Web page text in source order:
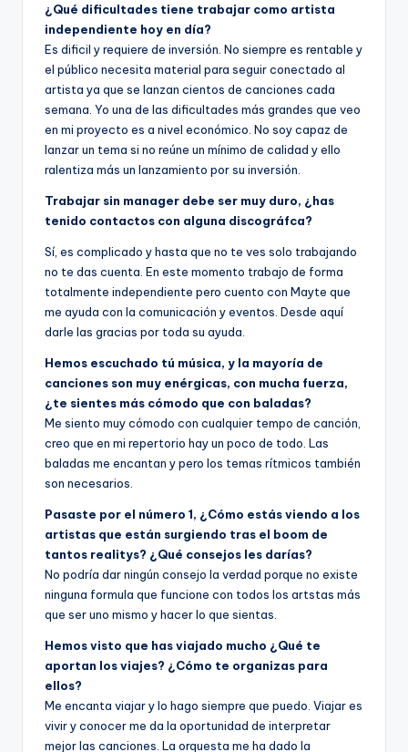
¿Qué dificultades tiene trabajar como artista
independiente hoy en día?
Es dificil y requiere de inversión. No siempre es rentable y
el público necesita material para seguir conectado al
artista ya que se lanzan cientos de canciones cada
semana. Yo una de las dificultades más grandes que veo
en mi proyecto es a nivel económico. No soy capaz de
lanzar un tema si no reúne un mínimo de calidad y ello
ralentiza más un lanzamiento por su inversión.
Trabajar sin manager debe ser muy duro, ¿has
tenido contactos con alguna discográfca?
Sí, es complicado y hasta que no te ves solo trabajando
no te das cuenta. En este momento trabajo de forma
totalmente independiente pero cuento con Mayte que
me ayuda con la comunicación y eventos. Desde aquí
darle las gracias por toda su ayuda.
Hemos escuchado tú música, y la mayoría de
canciones son muy enérgicas, con mucha fuerza,
¿te sientes más cómodo que con baladas?
Me siento muy cómodo con cualquier tempo de canción,
creo que en mi repertorio hay un poco de todo. Las
baladas me encantan y pero los temas rítmicos también
son necesarios.
Pasaste por el número 1, ¿Cómo estás viendo a los
artistas que están surgiendo tras el boom de
tantos realitys? ¿Qué consejos les darías?
No podría dar ningún consejo la verdad porque no existe
ninguna formula que funcione con todos los artstas más
que ser uno mismo y hacer lo que sientas.
Hemos visto que has viajado mucho ¿Qué te
aportan los viajes? ¿Cómo te organizas para
ellos?
Me encanta viajar y lo hago siempre que puedo. Viajar es
vivir y conocer me da la oportunidad de interpretar
mejor las canciones. La orquesta me ha dado la